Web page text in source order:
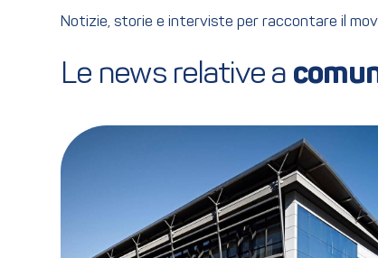
Notizie, storie e interviste per raccontare il
Le news relative a